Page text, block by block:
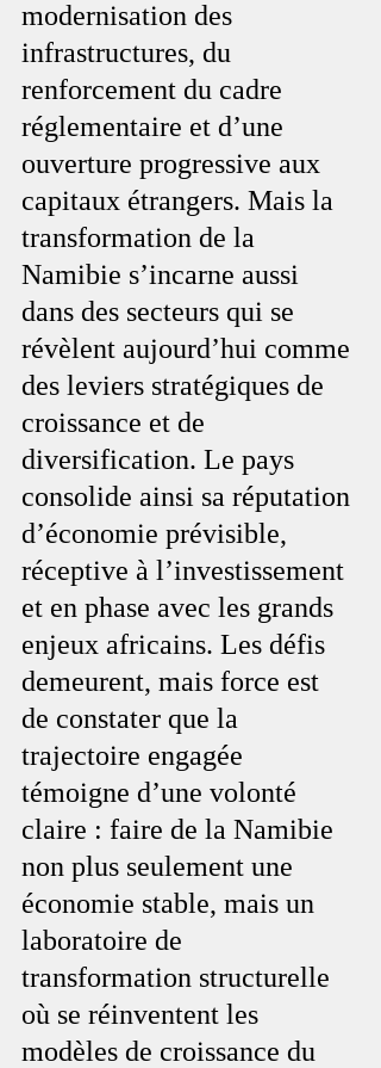
modernisation des
infrastructures, du
renforcement du cadre
réglementaire et d’une
ouverture progressive aux
capitaux étrangers. Mais la
transformation de la
Namibie s’incarne aussi
dans des secteurs qui se
révèlent aujourd’hui comme
des leviers stratégiques de
croissance et de
diversification. Le pays
consolide ainsi sa réputation
d’économie prévisible,
réceptive à l’investissement
et en phase avec les grands
enjeux africains. Les défis
demeurent, mais force est
de constater que la
trajectoire engagée
témoigne d’une volonté
claire : faire de la Namibie
non plus seulement une
économie stable, mais un
laboratoire de
transformation structurelle
où se réinventent les
modèles de croissance du